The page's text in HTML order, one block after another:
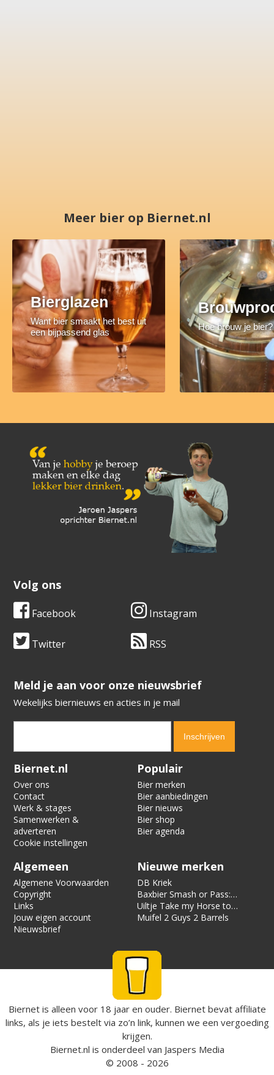
Meer bier op Biernet.nl
Bierglazen
Want bier smaakt het best uit
een bijpassend glas
Hoe brouw je bier?
Volg ons
Facebook Instagram
Twitter RSS
​​​​​​​Meld je aan voor onze nieuwsbrief
Wekelijks biernieuws en acties in je mail
Verification code:
Biernet.nl
Over ons
Contact
Werk & stages
Samenwerken &
adverteren
Cookie instellingen
Populair
Bier merken
Bier aanbiedingen
Bier nieuws
Bier shop
Bier agenda
Algemeen
Algemene Voorwaarden
Copyright
Links
Jouw eigen account
Nieuwsbrief
Nieuwe merken
DB Kriek
Baxbier Smash or Pass:
Strata
Uiltje Take my Horse to
the Hotel Room
Muifel 2 Guys 2 Barrels
Biernet is alleen voor 18 jaar en ouder. Biernet bevat affiliate
links, als je iets bestelt via zo’n link, kunnen we een vergoeding
krijgen.
Biernet.nl is onderdeel van Jaspers Media
© 2008 - 2026